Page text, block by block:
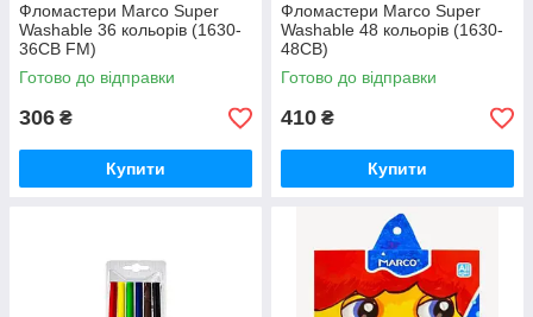
Фломастери Marco Super
Washable 36 кольорів (1630-
36CB FM)
Готово до відправки
306 ₴
Купити
Фломастери Marco Super
Washable 48 кольорів (1630-
48CB)
Готово до відправки
410 ₴
Купити